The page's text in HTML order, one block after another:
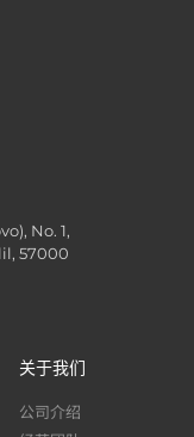
No. 1,
57000
关于我们
公司介绍